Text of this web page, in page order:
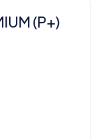
(P+)